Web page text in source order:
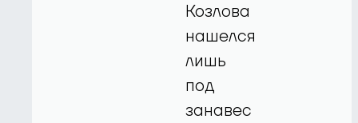
Козлова
нашелся
лишь
под
занавес